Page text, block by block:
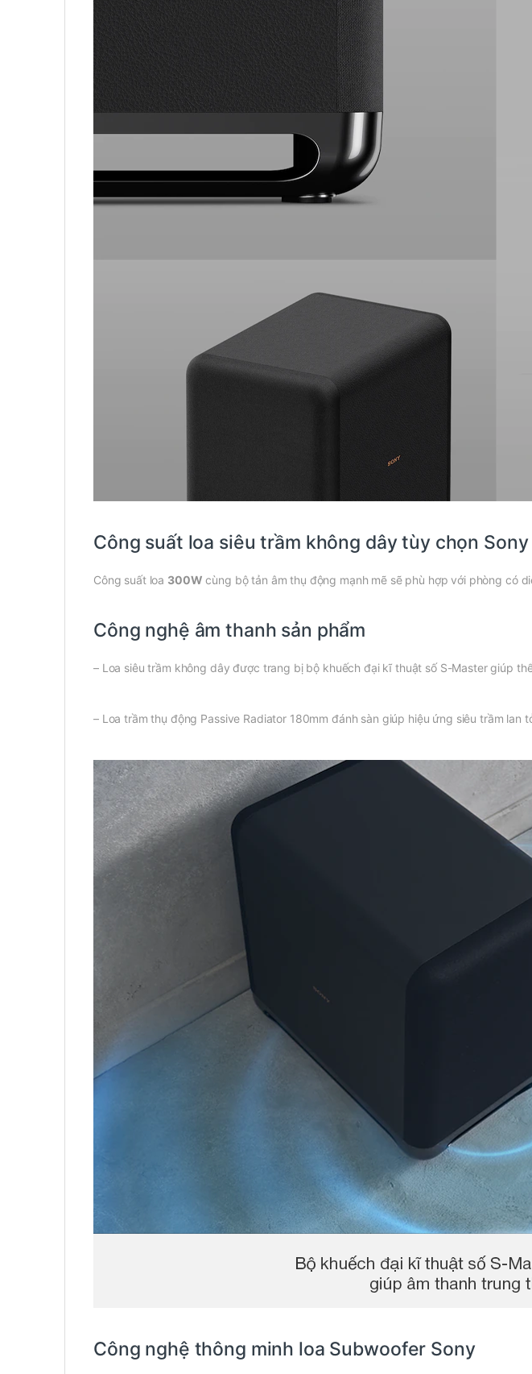
Công suất loa siêu trầm không dây tùy chọn
Công suất loa 300W cùng bộ tản âm thụ động mạnh mẽ sẽ phù hợp với phòng có
Công nghệ âm thanh sản phẩm
– Loa siêu trầm không dây được trang bị bộ khuếch đại kĩ thuật số S-Master giúp
– Loa trầm thụ động Passive Radiator 180mm đánh sàn giúp hiệu ứng siêu trầm lan
Công nghệ thông minh loa Subwoofer Sony